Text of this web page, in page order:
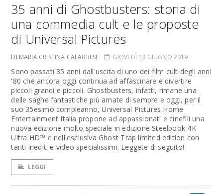
35 anni di Ghostbusters: storia di
una commedia cult e le proposte
di Universal Pictures
DI MARIA CRISTINA CALABRESE GIOVEDÌ 13 GIUGNO 2019
Sono passati 35 anni dall'uscita di uno dei film cult degli anni
'80 che ancora oggi continua ad affascinare e divertire
piccoli grandi e piccoli. Ghostbusters, infatti, rimane una
delle saghe fantastiche più amate di sempre e oggi, per il
suo 35esimo compleanno, Universal Pictures Home
Entertainment Italia propone ad appassionati e cinefili una
nuova edizione molto speciale in edizione Steelbook 4K
Ultra HD™ e nell'esclusiva Ghost Trap limited edition con
tanti inediti e video specialissimi. Leggete di seguito!
LEGGI